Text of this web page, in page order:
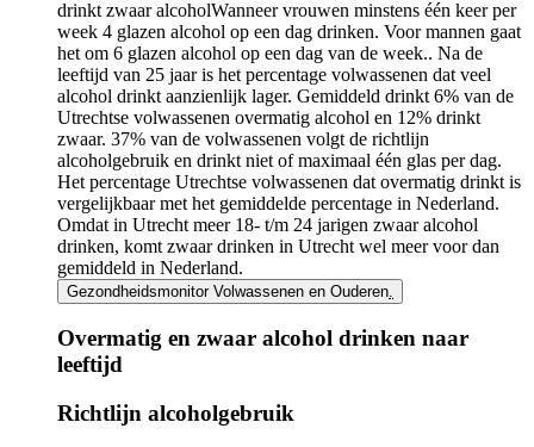
drinkt zwaar alcoholWanneer vrouwen minstens één keer per
week 4 glazen alcohol op een dag drinken. Voor mannen gaat
het om 6 glazen alcohol op een dag van de week.. Na de
leeftijd van 25 jaar is het percentage volwassenen dat veel
alcohol drinkt aanzienlijk lager. Gemiddeld drinkt 6% van de
Utrechtse volwassenen overmatig alcohol en 12% drinkt
zwaar. 37% van de volwassenen volgt de richtlijn
alcoholgebruik en drinkt niet of maximaal één glas per dag.
Het percentage Utrechtse volwassenen dat overmatig drinkt is
vergelijkbaar met het gemiddelde percentage in Nederland.
Omdat in Utrecht meer 18- t/m 24 jarigen zwaar alcohol
drinken, komt zwaar drinken in Utrecht wel meer voor dan
gemiddeld in Nederland.
Gezondheidsmonitor Volwassenen en Ouderen
Overmatig en zwaar alcohol drinken naar
leeftijd
Infogram
Richtlijn alcoholgebruik